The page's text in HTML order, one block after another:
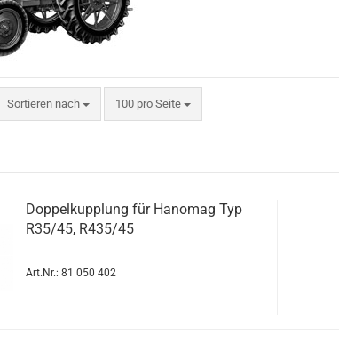
Sortieren nach
Sortieren nach 100 pro Seite
pro Seite
Doppelkupplung für Hanomag Typ
R35/45, R435/45
Art.Nr.: 81 050 402